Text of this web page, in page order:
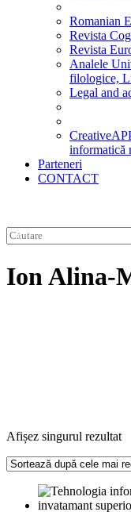
Romanian
Revista
Revista
Analele
filologice,
Legal and
informatică
Parteneri
CONTACT
Ion Alina-
Afișez singurul rezultat